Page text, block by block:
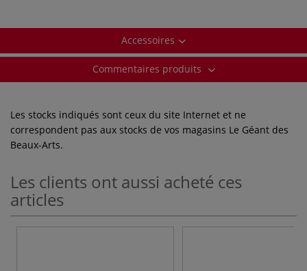
Accessoires
Commentaires produits
Les stocks indiqués sont ceux du site Internet et ne
correspondent pas aux stocks de vos magasins Le Géant des
Beaux-Arts.
Les clients ont aussi acheté ces
articles